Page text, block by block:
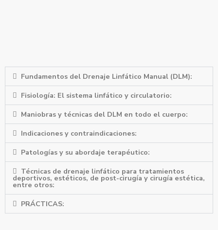
Fundamentos del Drenaje Linfático Manual (DLM):
Fisiología: El sistema linfático y circulatorio:
Maniobras y técnicas del DLM en todo el cuerpo:
Indicaciones y contraindicaciones:
Patologías y su abordaje terapéutico:
Técnicas de drenaje linfático para tratamientos
deportivos, estéticos, de post-cirugía y cirugía estética,
entre otros:
PRÁCTICAS: